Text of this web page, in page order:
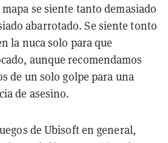
se siente tanto demasiado
abarrotado. Se siente tonto
la nuca solo para que
aunque recomendamos
de un solo golpe para una
de asesino.
de Ubisoft en general,